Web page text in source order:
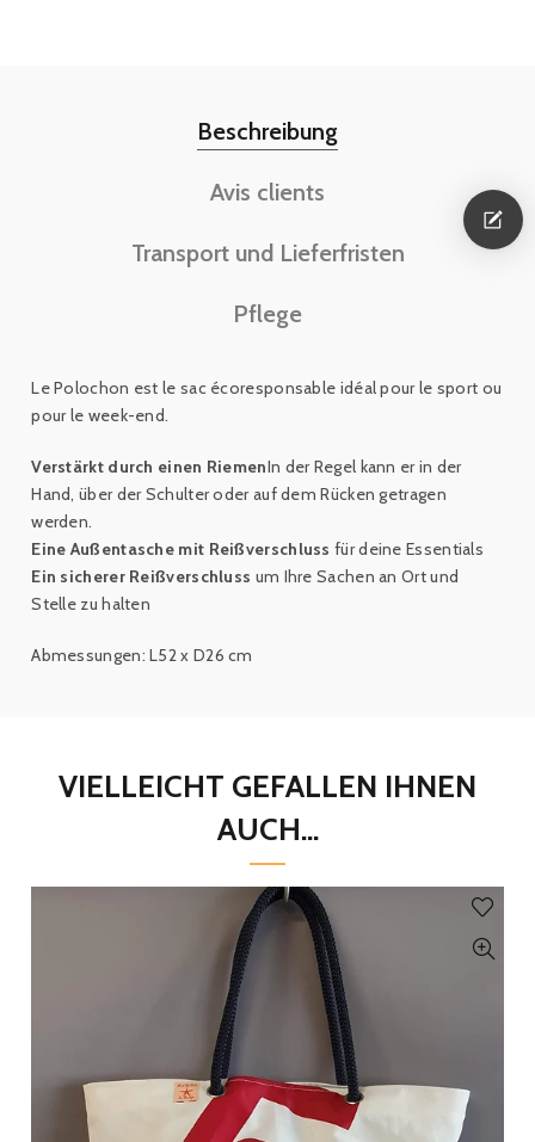
Beschreibung
Avis clients
Transport und Lieferfristen
Pflege
Le Polochon est le sac écoresponsable idéal pour le sport ou
pour le week-end.
Verstärkt durch einen RiemenIn der Regel kann er in der
Hand, über der Schulter oder auf dem Rücken getragen
werden.
Eine Außentasche mit Reißverschluss für deine Essentials
Ein sicherer Reißverschluss um Ihre Sachen an Ort und
Stelle zu halten
Abmessungen: L52 x D26 cm
VIELLEICHT GEFALLEN IHNEN
AUCH...